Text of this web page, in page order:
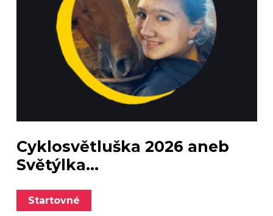
Cyklosvětluška 2026 aneb
Světýlka...
Startovné